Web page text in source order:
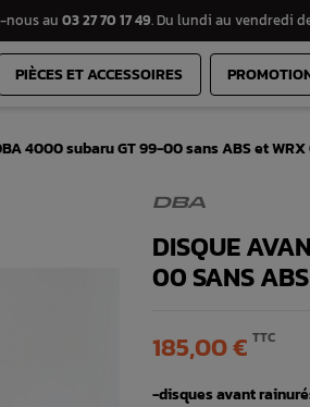
nous au 03 27 70 17 49. Du lundi au vendredi
PIÈCES ET ACCESSOIRES
4000 subaru GT 99-00 sans ABS et WRX
DBA
DISQUE
00 SANS
185,00 € TTC
-disques avant